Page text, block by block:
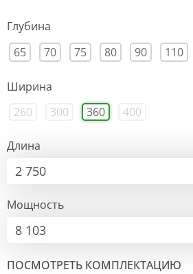
Глубина
65
70 75 80 90 110
Ширина
260
300 360 400
Длина
2 750
Мощность
8 103
ПОСМОТРЕТЬ КОМПЛЕКТАЦИЮ